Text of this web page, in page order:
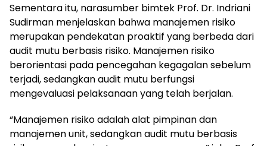
Sementara itu, narasumber bimtek Prof. Dr. Indriani
Sudirman menjelaskan bahwa manajemen risiko
merupakan pendekatan proaktif yang berbeda dari
audit mutu berbasis risiko. Manajemen risiko
berorientasi pada pencegahan kegagalan sebelum
terjadi, sedangkan audit mutu berfungsi
mengevaluasi pelaksanaan yang telah berjalan.
“Manajemen risiko adalah alat pimpinan dan
manajemen unit, sedangkan audit mutu berbasis